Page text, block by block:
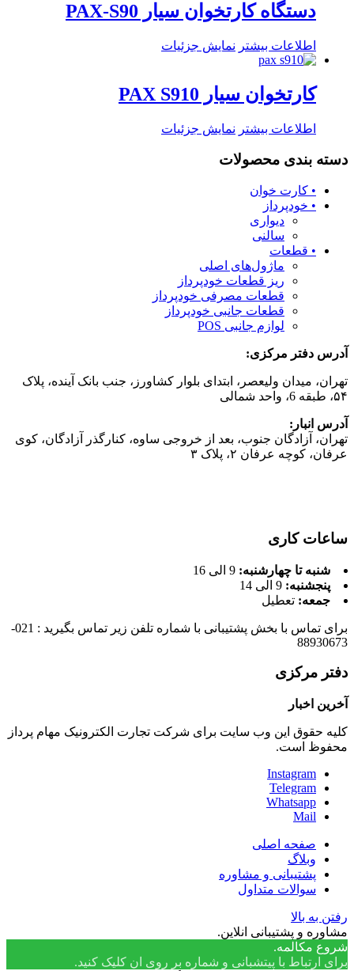
دستگاه کارتخوان سیار PAX-S90
اطلاعات بیشتر نمایش جزئیات
کارتخوان سیار PAX S910
اطلاعات بیشتر نمایش جزئیات
دسته بندی محصولات
• کارت خوان
• خودپرداز
دیواری
سالنی
• قطعات
ماژول‌های اصلی
ریز قطعات خودپرداز
قطعات مصرفی خودپرداز
قطعات جانبی خودپرداز
لوازم جانبی POS
آدرس دفتر مركزی:
تهران، میدان ولیعصر، ابتدای بلوار کشاورز، جنب بانک آینده، پلاک
۵۴، طبقه 6، واحد شمالی
آدرس انبار:
تهران، آزادگان جنوب، بعد از خروجی ساوه، کنارگذر آزادگان، کوی
عرفان، کوچه عرفان ۲، پلاک ۳
ساعات کاری
شنبه تا چهارشنبه: 9 الی 16
پنجشنبه: 9 الی 14
جمعه: تعطیل
برای تماس با بخش پشتیبانی با شماره تلفن زیر تماس بگیرید : 021-
88930673
دفتر مرکزی
آخرین اخبار
کلیه حقوق این وب سایت برای شرکت تجارت الکترونیک مهام پرداز
محفوظ است.
Instagram
Telegram
Whatsapp
Mail
صفحه اصلی
وبلاگ
پشتیبانی و مشاوره
سوالات متداول
رفتن به بالا
مشاوره و پشتیبانی انلاین.
شروع مکالمه.
برای ارتباط با پیتشبانی و شماره بر روی ان کلیک کنید.